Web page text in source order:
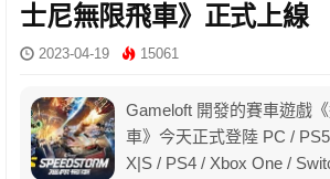
士尼無限飛車》正式上線
2023-04-19 15061
Gameloft 開發的賽車遊戲
車》今天正式登陸 PC /
X|S / PS4 / Xbox One /